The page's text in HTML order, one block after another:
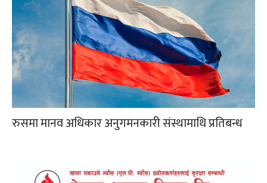
रुसमा मानव अधिकार अनुगमनकारी संस्थामाथि प्रतिबन्ध